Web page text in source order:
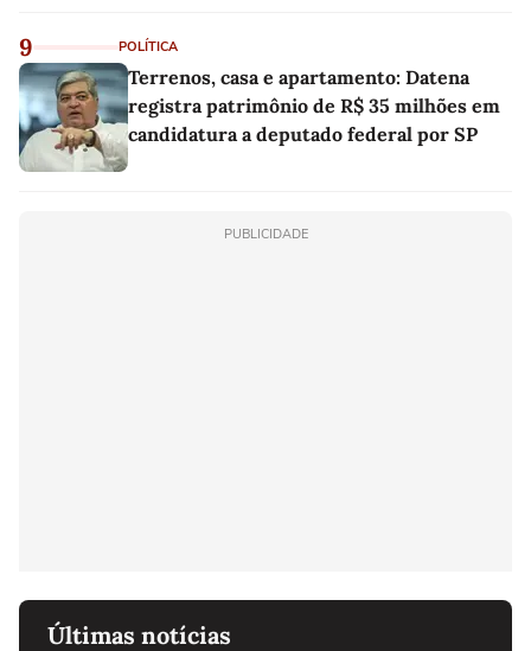
9 POLÍTICA
Terrenos, casa e apartamento: Datena
registra patrimônio de R$ 35 milhões em
candidatura a deputado federal por SP
PUBLICIDADE
Últimas notícias